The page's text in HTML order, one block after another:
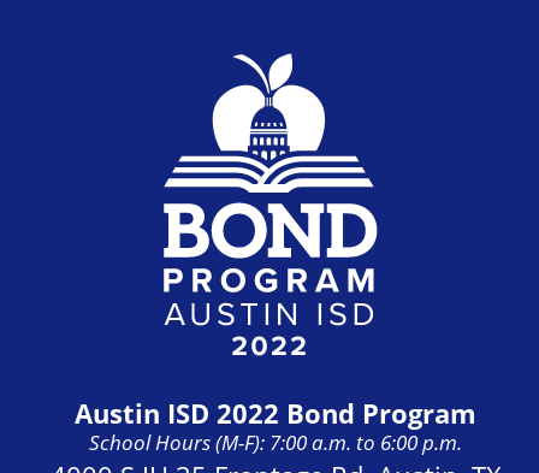
Austin ISD 2022 Bond Program
School Hours (M-F): 7:00 a.m. to 6:00 p.m.